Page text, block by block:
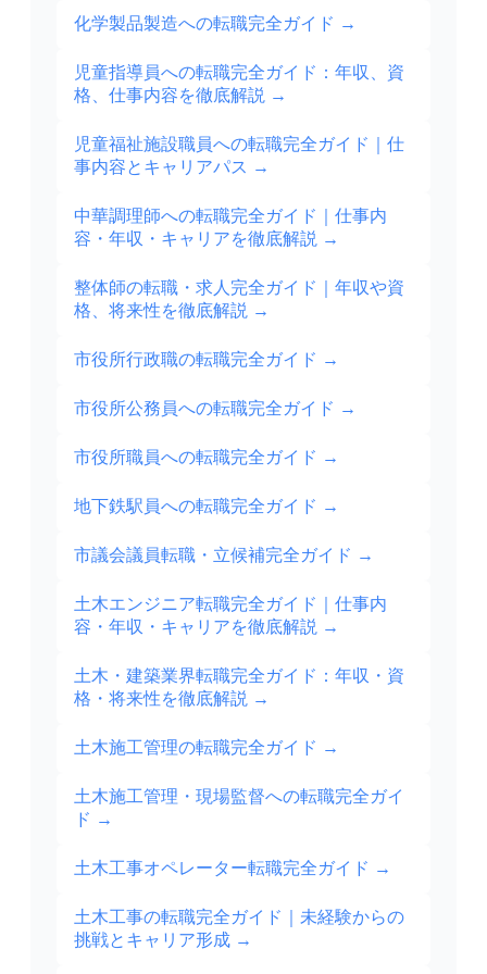
化学製品製造への転職完全ガイド →
児童指導員への転職完全ガイド：年収、資
格、仕事内容を徹底解説 →
児童福祉施設職員への転職完全ガイド｜仕
事内容とキャリアパス →
中華調理師への転職完全ガイド｜仕事内
容・年収・キャリアを徹底解説 →
整体師の転職・求人完全ガイド｜年収や資
格、将来性を徹底解説 →
市役所行政職の転職完全ガイド →
市役所公務員への転職完全ガイド →
市役所職員への転職完全ガイド →
地下鉄駅員への転職完全ガイド →
市議会議員転職・立候補完全ガイド →
土木エンジニア転職完全ガイド｜仕事内
容・年収・キャリアを徹底解説 →
土木・建築業界転職完全ガイド：年収・資
格・将来性を徹底解説 →
土木施工管理の転職完全ガイド →
土木施工管理・現場監督への転職完全ガイ
ド →
土木工事オペレーター転職完全ガイド →
土木工事の転職完全ガイド｜未経験からの
挑戦とキャリア形成 →